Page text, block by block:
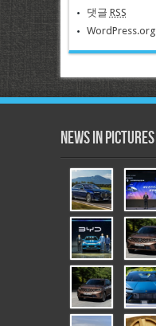
댓글 RSS
WordPress.org
News in Pictures